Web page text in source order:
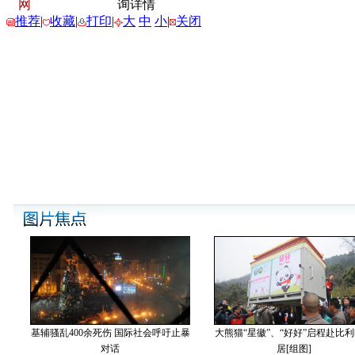
网
询详情
推荐| 收藏| 打印| 大 中 小| 关闭